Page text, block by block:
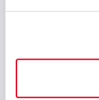
Ich habe die
gelesen und